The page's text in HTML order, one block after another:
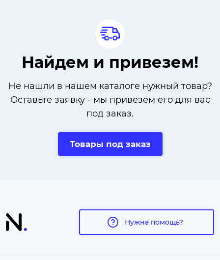
Найдем и привезем!
Не нашли в нашем каталоге нужный товар?
Оставьте заявку - мы привезем его для вас
под заказ.
Товары под заказ
Нужна помощь?